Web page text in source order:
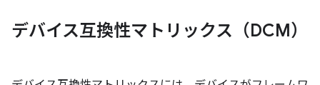
デバイス互換性マトリックス（DCM）